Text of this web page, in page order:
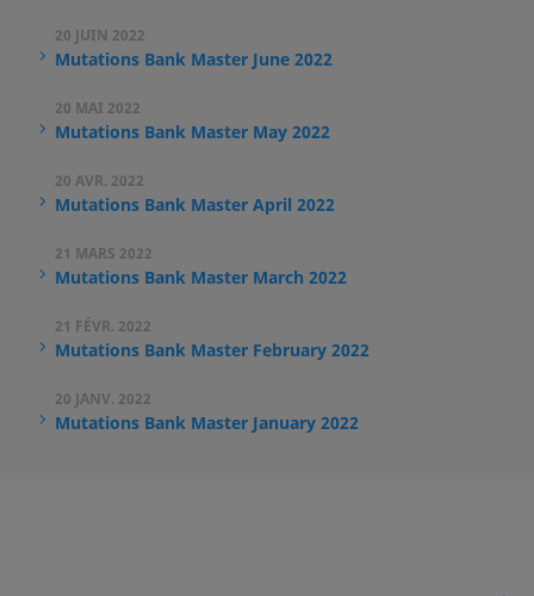
20 JUIN 2022
Mutations Bank Master June 2022
20 MAI 2022
Mutations Bank Master May 2022
20 AVR. 2022
Mutations Bank Master April 2022
21 MARS 2022
Mutations Bank Master March 2022
21 FÉVR. 2022
Mutations Bank Master February 2022
20 JANV. 2022
Mutations Bank Master January 2022